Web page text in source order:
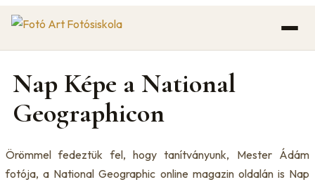
Ugrás
tartalomhoz
Nap Képe a National
Geographicon
Örömmel fedeztük fel, hogy tanítványunk, Mester Ádám
fotója, a National Geographic online magazin oldalán is Nap